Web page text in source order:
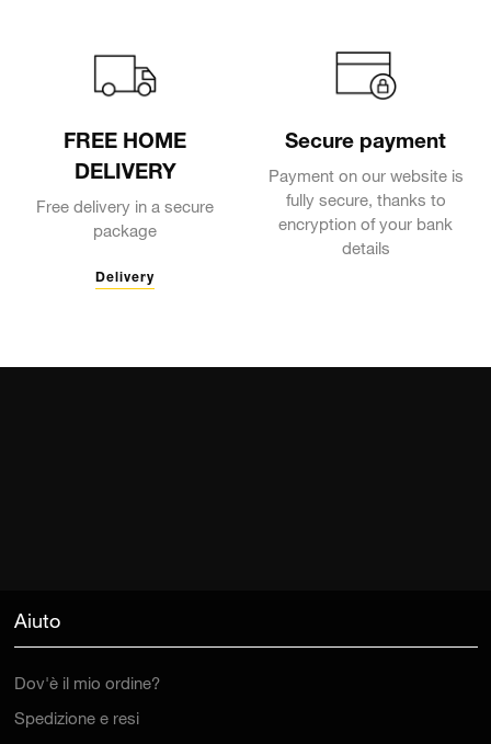
FREE HOME
DELIVERY
Free delivery in a secure
package
Delivery
Secure payment
Payment on our website is
fully secure, thanks to
encryption of your bank
details
Aiuto
Dov'è il mio ordine?
Spedizione e resi